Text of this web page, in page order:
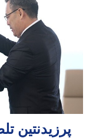
پرزیدنتین